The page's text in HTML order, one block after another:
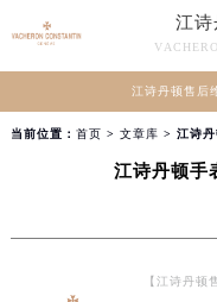
江
江诗丹顿售后
当前位置： 首页 > 文章库 > 江诗丹
江诗丹顿手
【江诗丹顿